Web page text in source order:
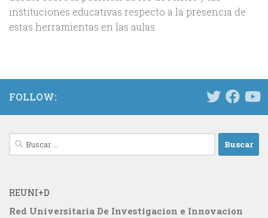
instituciones educativas respecto a la presencia de
estas herramientas en las aulas.
FOLLOW:
Buscar:
REUNI+D
Red Universitaria De Investigacion e Innovacion